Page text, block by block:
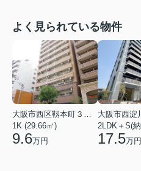
よく見られている物件
大阪市西区靱本町３丁目
1K (29.66㎡)
9.6万円 17.5万円